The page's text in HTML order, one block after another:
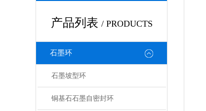
产品列表 / PRODUCTS
石墨环
石墨坡型环
铜基石石墨自密封环